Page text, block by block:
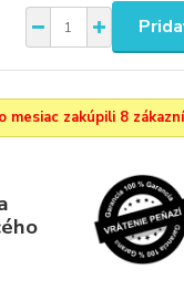
mesiac zakúpili 8